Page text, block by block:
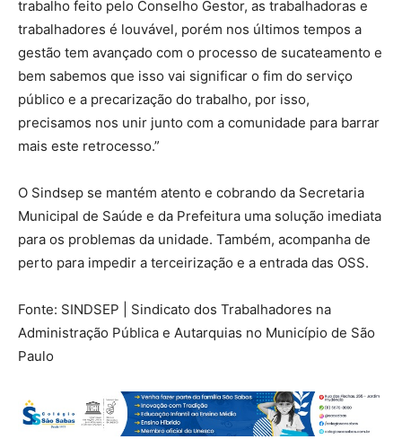
trabalho feito pelo Conselho Gestor, as trabalhadoras e
trabalhadores é louvável, porém nos últimos tempos a
gestão tem avançado com o processo de sucateamento e
bem sabemos que isso vai significar o fim do serviço
público e a precarização do trabalho, por isso,
precisamos nos unir junto com a comunidade para barrar
mais este retrocesso.”
O Sindsep se mantém atento e cobrando da Secretaria
Municipal de Saúde e da Prefeitura uma solução imediata
para os problemas da unidade. Também, acompanha de
perto para impedir a terceirização e a entrada das OSS.
Fonte: SINDSEP | Sindicato dos Trabalhadores na
Administração Pública e Autarquias no Município de São
Paulo